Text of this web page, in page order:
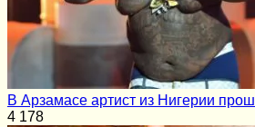
В Арзамасе артист из Нигерии
4 178